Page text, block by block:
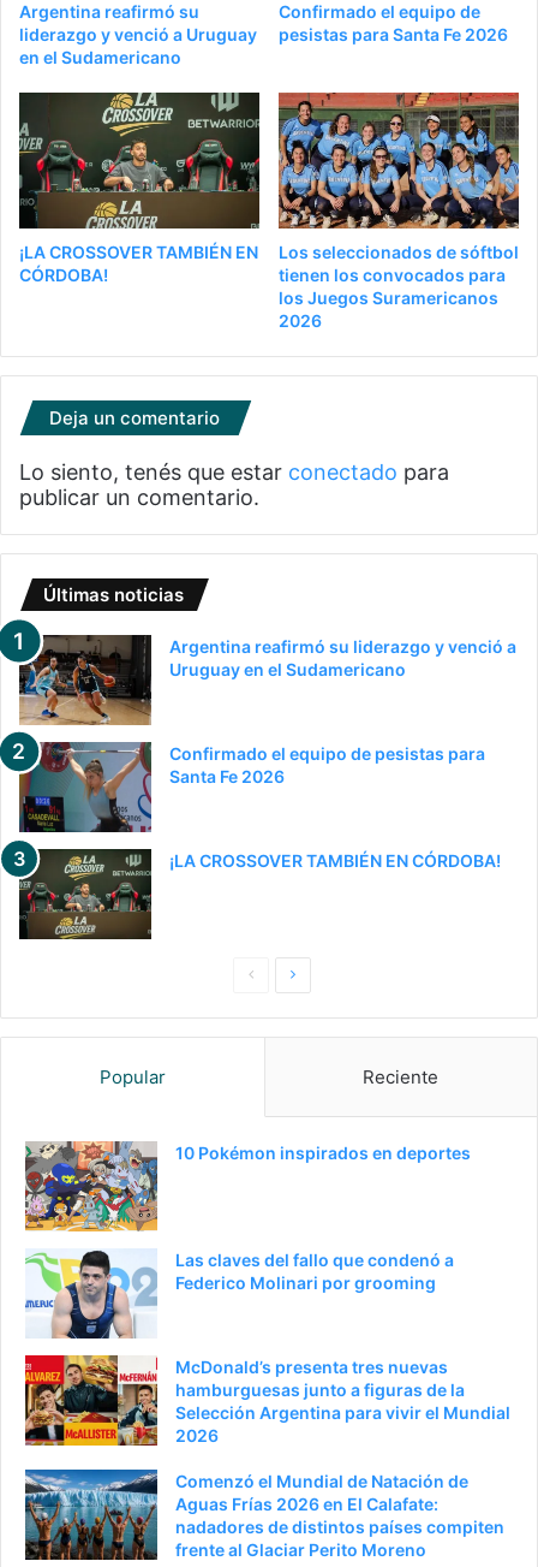
Argentina reafirmó su
liderazgo y venció a Uruguay
en el Sudamericano
Confirmado el equipo de
pesistas para Santa Fe 2026
¡LA CROSSOVER TAMBIÉN EN
CÓRDOBA!
Los seleccionados de sóftbol
tienen los convocados para
los Juegos Suramericanos
2026
Deja un comentario
Lo siento, tenés que estar conectado para
publicar un comentario.
Últimas noticias
Argentina reafirmó su liderazgo y venció a
Uruguay en el Sudamericano
Confirmado el equipo de pesistas para
Santa Fe 2026
¡LA CROSSOVER TAMBIÉN EN CÓRDOBA!
PaginaSiguiente
Popular Reciente
10 Pokémon inspirados en deportes
Las claves del fallo que condenó a
Federico Molinari por grooming
McDonald’s presenta tres nuevas
hamburguesas junto a figuras de la
Selección Argentina para vivir el Mundial
2026
Comenzó el Mundial de Natación de
Aguas Frías 2026 en El Calafate:
nadadores de distintos países compiten
frente al Glaciar Perito Moreno